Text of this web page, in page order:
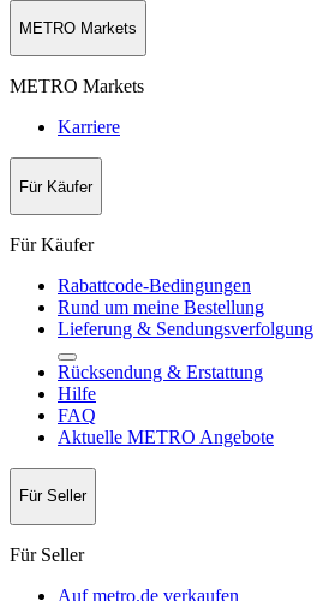
METRO Markets
METRO Markets
Karriere
Für Käufer
Für Käufer
Rabattcode-Bedingungen
Rund um meine Bestellung
Lieferung & Sendungsverfolgung
Rücksendung & Erstattung
Hilfe
FAQ
Aktuelle METRO Angebote
Für Seller
Für Seller
Auf metro.de verkaufen